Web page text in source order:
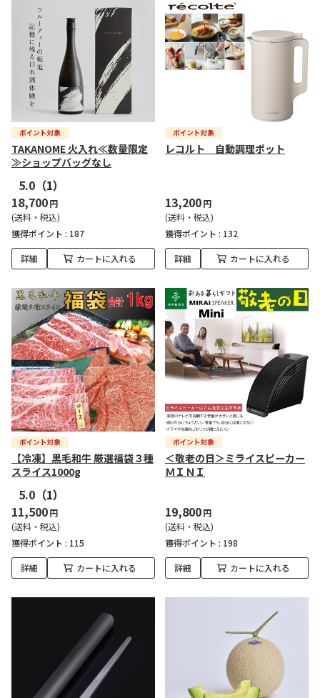
TAKANOME 火入れ≪数量限定
≫ショップバッグなし
5.0 （1）
18,700円
(送料・税込)
獲得ポイント : 187
詳細 カートに入れる
レコルト 自動調理ポット
13,200円
(送料・税込)
獲得ポイント : 132
詳細 カートに入れる
【冷凍】黒毛和牛 厳選福袋３種
スライス1000g
5.0 （1）
11,500円
(送料・税込)
獲得ポイント : 115
詳細 カートに入れる
＜敬老の日＞ミライスピーカー
ＭＩＮＩ
19,800円
(送料・税込)
獲得ポイント : 198
詳細 カートに入れる